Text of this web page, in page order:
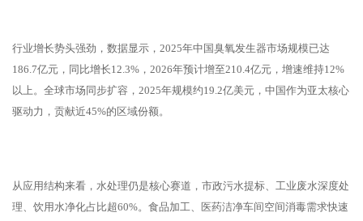
行业增长势头强劲，数据显示，2025年中国臭氧发生器市场规模已达
186.7亿元，同比增长12.3%，2026年预计增至210.4亿元，增速维持12%
以上。全球市场同步扩容，2025年规模约19.2亿美元，中国作为亚太核心
驱动力，贡献近45%的区域份额。
从应用结构来看，水处理仍是核心赛道，市政污水提标、工业废水深度处
理、饮用水净化占比超60%。食品加工、医药洁净车间空间消毒需求快速